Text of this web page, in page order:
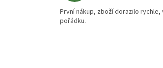
První nákup, zboží dorazilo rychle,
pořádku.